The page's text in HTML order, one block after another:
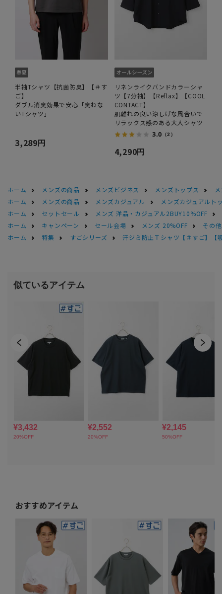
半袖Tシャツ【抗菌防臭】【＃す
ご】
ダブル消臭効果で安心「臭わな
いTシャツ」
3,289円
リネンライクバンドカラーシャ
ツ【7分袖】【Reflax】【COOL
CONTACT】
肌離れの良い涼しげな風合いで
リラックス感のある大人シャツ
3.0 （2）
4,290円
ホーム メンズの商品 メンズビジネス メンズトップス
ホーム
メンズの商品 メンズカジュアル
メンズカジュアルト
ホーム
セットセール
メンズ 洋品・カジュアル2BUY10%OFF
ホーム
キャンペーン セール会場 メンズ 20%OFF
その
ホーム
特集 すごシリーズ 汗ジミ防止Ｔシャツ【＃すご】【